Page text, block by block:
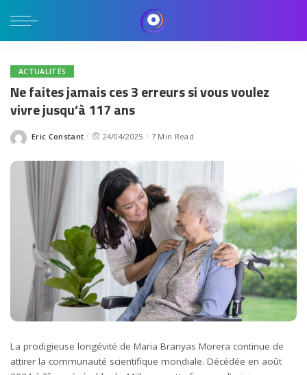
ACTUALITÉS
Ne faites jamais ces 3 erreurs si vous voulez
vivre jusqu’à 117 ans
Posted
Eric Constant 24/04/2025 7 Min Read
La prodigieuse longévité de Maria Branyas Morera continue de
attirer la communauté scientifique mondiale. Décédée en août